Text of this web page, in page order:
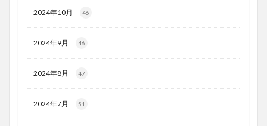
2024年10月 46
2024年9月 46
2024年8月 47
2024年7月 51